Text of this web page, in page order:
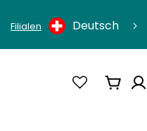
Filialen Deutsch